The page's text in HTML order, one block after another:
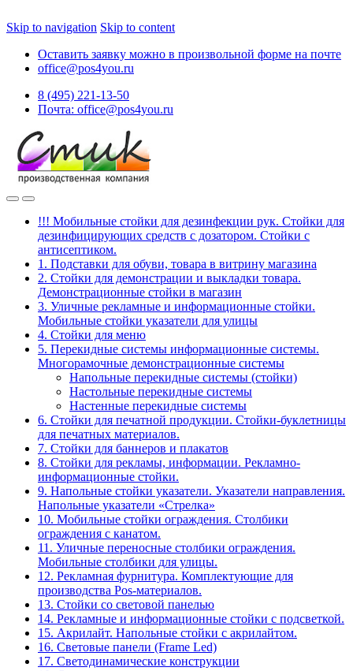
Skip to navigation Skip to content
Оставить заявку можно в произвольной форме на почте
office@pos4you.ru
8 (495) 221-13-50
Почта: office@pos4you.ru
!!! Мобильные стойки для дезинфекции рук. Стойки для
дезинфицирующих средств с дозатором. Стойки с
антисептиком.
1. Подставки для обуви, товара в витрину магазина
2. Стойки для демонстрации и выкладки товара.
Демонстрационные стойки в магазин
3. Уличные рекламные и информационные стойки.
Мобильные стойки указатели для улицы
4. Стойки для меню
5. Перекидные системы информационные системы.
Многорамочные демонстрационные системы
Напольные перекидные системы (стойки)
Настольные перекидные системы
Настенные перекидные системы
6. Стойки для печатной продукции. Стойки-буклетницы
для печатных материалов.
7. Стойки для баннеров и плакатов
8. Стойки для рекламы, информации. Рекламно-
информационные стойки.
9. Напольные стойки указатели. Указатели направления.
Напольные указатели «Стрелка»
10. Мобильные стойки ограждения. Столбики
ограждения с канатом.
11. Уличные переносные столбики ограждения.
Мобильные столбики для улицы.
12. Рекламная фурнитура. Комплектующие для
производства Pos-материалов.
13. Стойки со световой панелью
14. Рекламные и информационные стойки с подсветкой.
15. Акрилайт. Напольные стойки с акрилайтом.
16. Световые панели (Frame Led)
17. Светодинамические конструкции